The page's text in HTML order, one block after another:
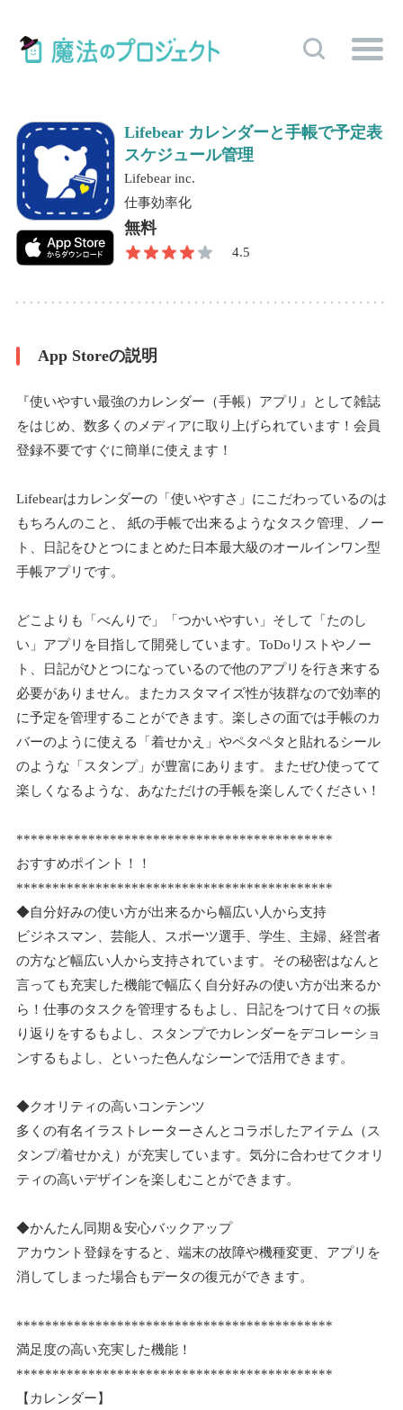
Lifebear カレンダーと手帳で予定表
スケジュール管理
Lifebear inc.
仕事効率化
無料
4.5
App Storeの説明
『使いやすい最強のカレンダー（手帳）アプリ』として雑誌
をはじめ、数多くのメディアに取り上げられています！会員
登録不要ですぐに簡単に使えます！
Lifebearはカレンダーの「使いやすさ」にこだわっているのは
もちろんのこと、 紙の手帳で出来るようなタスク管理、ノー
ト、日記をひとつにまとめた日本最大級のオールインワン型
手帳アプリです。
どこよりも「べんりで」「つかいやすい」そして「たのし
い」アプリを目指して開発しています。ToDoリストやノー
ト、日記がひとつになっているので他のアプリを行き来する
必要がありません。またカスタマイズ性が抜群なので効率的
に予定を管理することができます。楽しさの面では手帳のカ
バーのように使える「着せかえ」やペタペタと貼れるシール
のような「スタンプ」が豊富にあります。またぜひ使ってて
楽しくなるような、あなただけの手帳を楽しんでください！
********************************************
おすすめポイント！！
********************************************
◆自分好みの使い方が出来るから幅広い人から支持
ビジネスマン、芸能人、スポーツ選手、学生、主婦、経営者
の方など幅広い人から支持されています。その秘密はなんと
言っても充実した機能で幅広く自分好みの使い方が出来るか
ら！仕事のタスクを管理するもよし、日記をつけて日々の振
り返りをするもよし、スタンプでカレンダーをデコレーショ
ンするもよし、といった色んなシーンで活用できます。
◆クオリティの高いコンテンツ
多くの有名イラストレーターさんとコラボしたアイテム（ス
タンプ/着せかえ）が充実しています。気分に合わせてクオリ
ティの高いデザインを楽しむことができます。
◆かんたん同期＆安心バックアップ
アカウント登録をすると、端末の故障や機種変更、アプリを
消してしまった場合もデータの復元ができます。
********************************************
満足度の高い充実した機能！
********************************************
【カレンダー】